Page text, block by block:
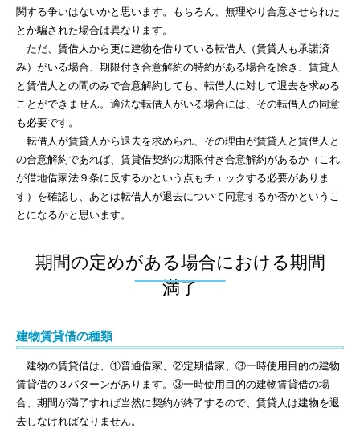
関する争いはないかと思います。もちろん、無理やり合意させられた
とか騙された場合は異なります。
ただ、賃借人から更に建物を借りている転借人（賃貸人も承諾済
み）がいる場合、期限付き合意解約の特約がある場合を除き、賃貸人
と賃借人との間のみで合意解約しても、転借人に対して退去を求める
ことができません。適法な転借人がいる場合には、その転借人の同意
も必要です。
転借人が賃貸人から退去を求められ、その理由が賃貸人と賃借人と
の合意解約であれば、賃貸借契約の期限付き合意解約があるか（これ
が借地借家法９条に反するかという点もチェックする必要がありま
す）を確認し、あとは転借人が退去について同意するか否かというこ
とになるかと思います。
期間の定めがある場合における期間
満了
建物賃貸借の種類
建物の賃貸借は、①普通借家、②定期借家、③一時使用目的の建物
賃貸借の３パターンがあります。③一時使用目的の建物賃貸借の場
合、期間が満了すれば当然に契約が終了するので、賃貸人は建物を退
去しなければなりません。